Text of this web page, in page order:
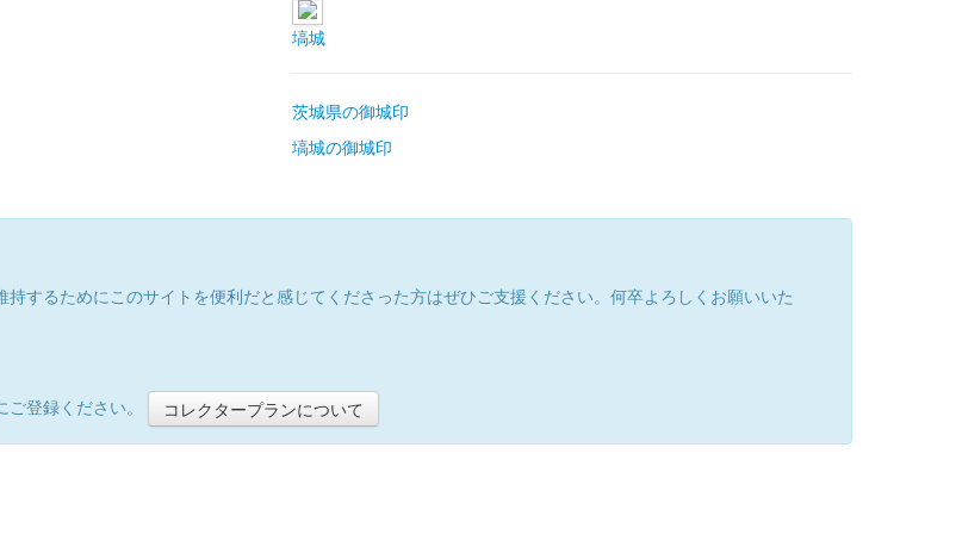
塙城
茨城県の御城印
塙城の御城印
するためにこのサイトを便利だと感じてくださった方はぜひご支援ください。何卒よろしくお願いいた
登録ください。
コレクタープランについて